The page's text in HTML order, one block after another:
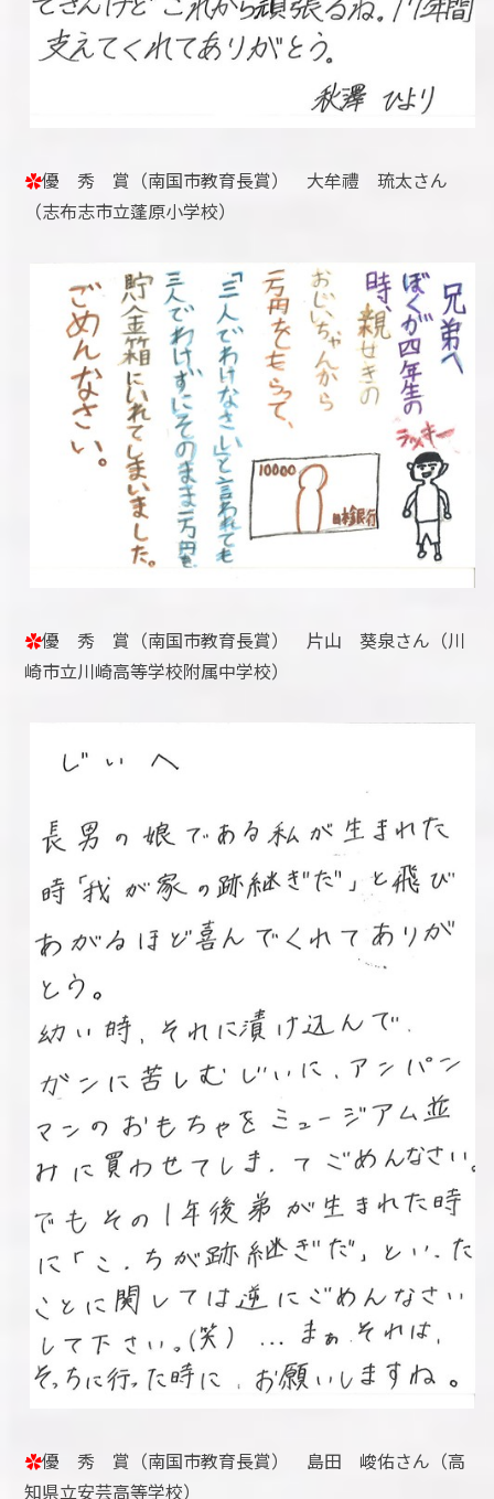
✿優 秀 賞（南国市教育長賞） 大牟禮 琉太さん
（志布志市立蓬原小学校）
✿優 秀 賞（南国市教育長賞） 片山 葵泉さん（川
崎市立川崎高等学校附属中学校）
✿優 秀 賞（南国市教育長賞） 島田 峻佑さん（高
知県立安芸高等学校）